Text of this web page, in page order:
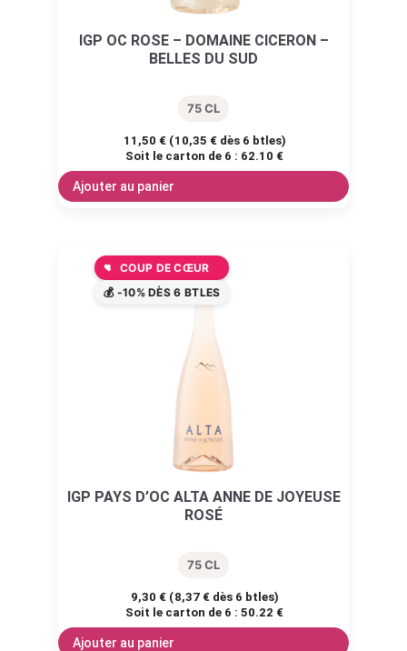
IGP OC ROSE – DOMAINE CICERON –
BELLES DU SUD
75 CL
11,50 € (10,35 € dès 6 btles)
Soit le carton de 6 : 62.10 €
Ajouter au panier
COUP DE CŒUR
💰 -10% DÈS 6 BTLES
IGP PAYS D’OC ALTA ANNE DE JOYEUSE
ROSÉ
75 CL
9,30 € (8,37 € dès 6 btles)
Soit le carton de 6 : 50.22 €
Ajouter au panier